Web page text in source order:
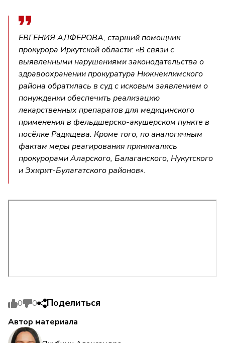
ЕВГЕНИЯ АЛФЕРОВА, старший помощник
прокурора Иркутской области: «В связи с
выявленными нарушениями законодательства о
здравоохранении прокуратура Нижнеилимского
района обратилась в суд с исковым заявлением о
понуждении обеспечить реализацию
лекарственных препаратов для медицинского
применения в фельдшерско-акушерском пункте в
посёлке Радищева. Кроме того, по аналогичным
фактам меры реагирования принимались
прокурорами Аларского, Балаганского, Нукутского
и Эхирит-Булагатского районов».
0 0 Поделиться
Автор материала